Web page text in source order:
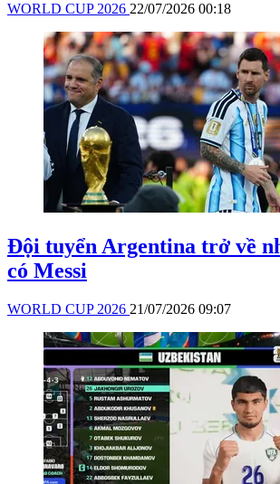
WORLD CUP 2026 22/07/2026 00:18
Đội tuyển Argentina trở về
có Messi
WORLD CUP 2026 21/07/2026 09:07